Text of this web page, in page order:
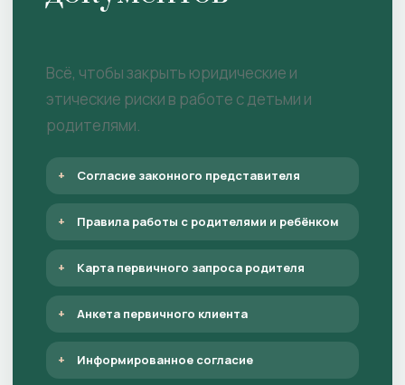
Всё, чтобы закрыть юридические и
этические риски в работе с детьми и
родителями.
Согласие законного представителя
Правила работы с родителями и ребёнком
Карта первичного запроса родителя
Анкета первичного клиента
Информированное согласие